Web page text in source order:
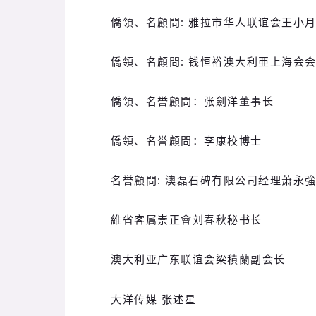
僑領、名顧問: 雅拉市华人联谊会王小
僑領、名顧問: 钱恒裕澳大利亜上海会
僑領、名誉顧問： 张劍洋董事长
僑領、名誉顧問： 李康校博士
名誉顧問: 澳磊石碑有限公司经理萧永強
維省客属崇正會刘春秋秘书长
澳大利亚广东联谊会梁積蘭副会长
大洋传媒 张述星